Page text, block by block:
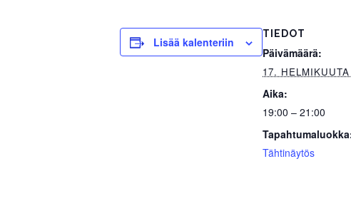
Lisää kalenteriin
TIEDOT
Päivämäärä:
17.
Aika:
19:00 – 21:00
Tähtinäytös